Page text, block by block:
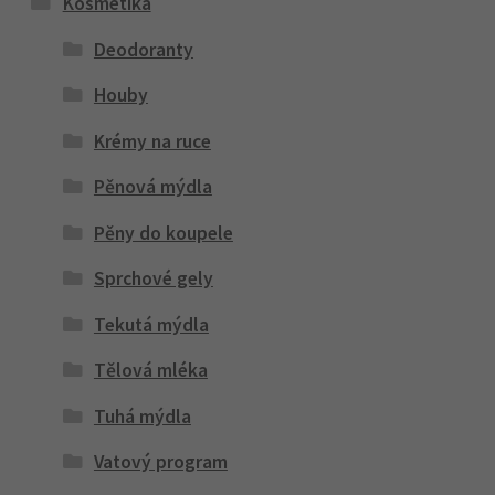
Deodoranty
Houby
Krémy na ruce
Pěnová mýdla
Pěny do koupele
Sprchové gely
Tekutá mýdla
Tělová mléka
Tuhá mýdla
Vatový program